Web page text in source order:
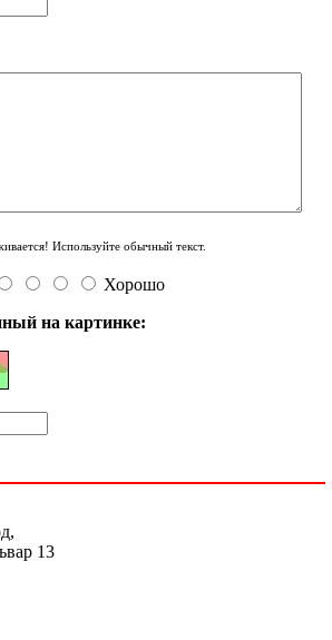
Используйте обычный текст.
Хорошо
на картинке:
13